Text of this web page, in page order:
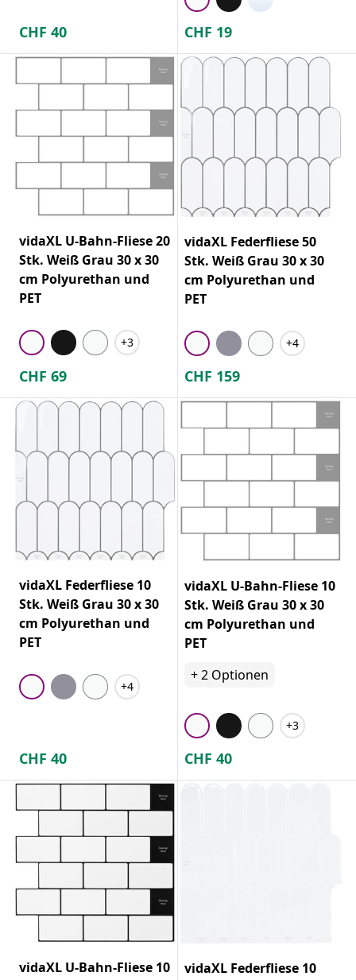
CHF 40 CHF 19
vidaXL U-Bahn-Fliese 20
Stk. Weiß Grau 30 x 30
cm Polyurethan und
PET
+3
CHF 69
vidaXL Federfliese 50
Stk. Weiß Grau 30 x 30
cm Polyurethan und
PET
+4
CHF 159
vidaXL Federfliese 10
Stk. Weiß Grau 30 x 30
cm Polyurethan und
PET
+4
CHF 40
vidaXL U-Bahn-Fliese 10
Stk. Weiß Grau 30 x 30
cm Polyurethan und
PET
+2 Optionen
+3
CHF 40
vidaXL U-Bahn-Fliese 10
vidaXL Federfliese 10